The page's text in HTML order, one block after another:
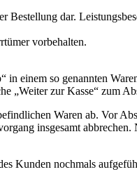
dar.
vorbehalten.
einem so genannten
„Weiter zur Kasse“ zum
Waren ab. Vor
insgesamt
Kunden nochmals